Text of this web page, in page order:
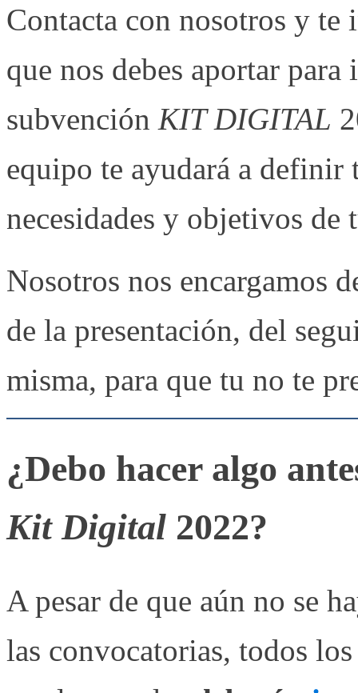
Contacta con nosotros y te
que nos debes aportar
subvención KIT DIGITAL
equipo te ayudará a definir
necesidades y objetivos de
Nosotros nos encargamos
de la presentación, del
misma, para que tu no te
¿Debo hacer algo
Kit Digital 2022?
A pesar de que aún no se
las convocatorias, todos